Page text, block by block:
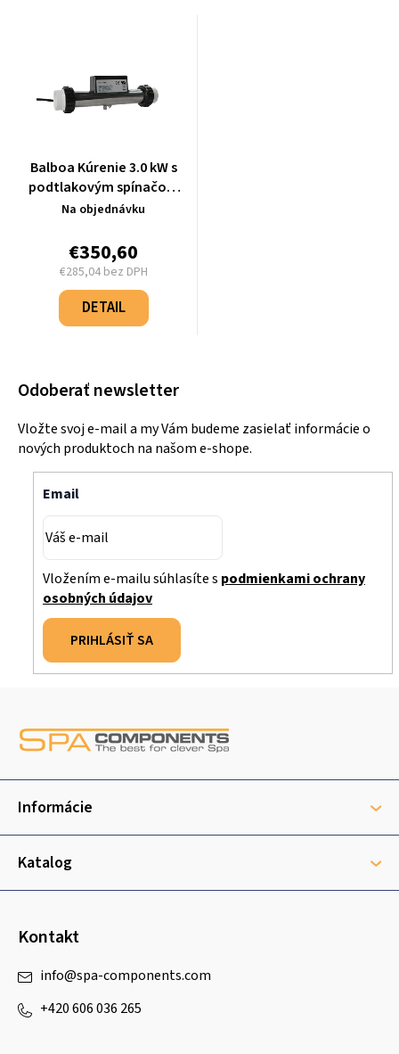
Balboa Kúrenie 3.0 kW s
podtlakovým spínačom
VACUUM - 20-5430V
Na objednávku
€350,60
€285,04 bez DPH
Jednotková
cena:
DETAIL
Odoberať newsletter
Vložte svoj e-mail a my Vám budeme zasielať informácie o
nových produktoch na našom e-shope.
Email
Vložením e-mailu súhlasíte s podmienkami ochrany
osobných údajov
PRIHLÁSIŤ SA
ä
i
Informácie
Katalog
Kontakt
info@spa-components.com
+420 606 036 265